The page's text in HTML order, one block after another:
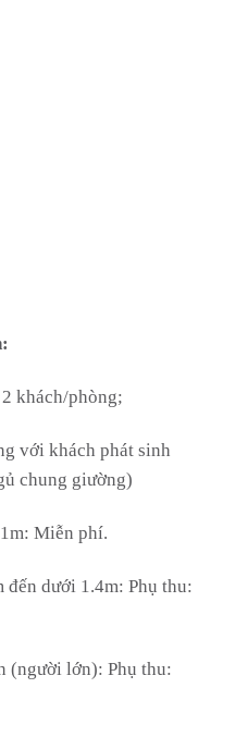
khách/phòng;
với khách phát sinh
chung giường)
Miễn phí.
đến dưới 1.4m: Phụ thu:
(người lớn): Phụ thu: